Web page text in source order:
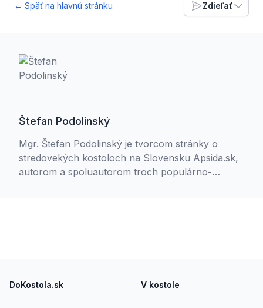
← Späť na hlavnú stránku Zdieľať
Štefan Podolinský
Mgr. Štefan Podolinský je tvorcom stránky o
stredovekých kostoloch na Slovensku Apsida.sk,
autorom a spoluautorom troch populárno-
DoKostola.sk V kostole